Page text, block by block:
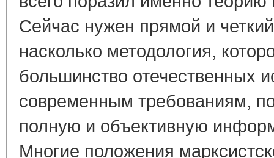
Сейчас нужен прямой и
насколько методология,
большинство отечественных
современным требованиям,
полную и объективную
Многие положения